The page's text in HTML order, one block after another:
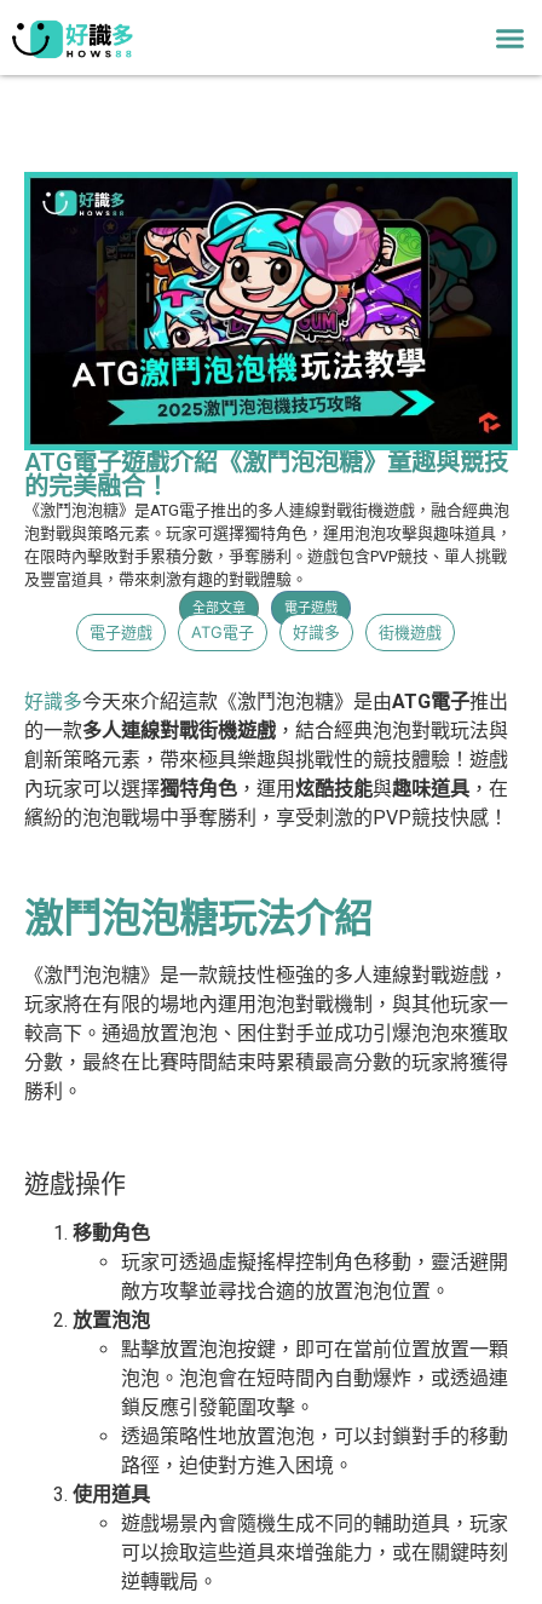
ATG電子遊戲介紹《激鬥泡泡糖》童趣與競技
的完美融合！
《激鬥泡泡糖》是ATG電子推出的多人連線對戰街機遊戲，融合經典泡
泡對戰與策略元素。玩家可選擇獨特角色，運用泡泡攻擊與趣味道具，
在限時內擊敗對手累積分數，爭奪勝利。遊戲包含PVP競技、單人挑戰
及豐富道具，帶來刺激有趣的對戰體驗。
全部文章 電子遊戲
電子遊戲 ATG電子 好識多 街機遊戲
好識多今天來介紹這款《激鬥泡泡糖》是由ATG電子推出
的一款多人連線對戰街機遊戲 ，結合經典泡泡對戰玩法與
創新策略元素，帶來極具樂趣與挑戰性的競技體驗！遊戲
內玩家可以選擇獨特角色 ，運用炫酷技能與趣味道具 ，在
繽紛的泡泡戰場中爭奪勝利，享受刺激的PVP競技快感！
激鬥泡泡糖玩法介紹
《激鬥泡泡糖》是一款競技性極強的多人連線對戰遊戲，
玩家將在有限的場地內運用泡泡對戰機制，與其他玩家一
較高下。通過放置泡泡、困住對手並成功引爆泡泡來獲取
分數，最終在比賽時間結束時累積最高分數的玩家將獲得
勝利。
遊戲操作
移動角色
玩家可透過虛擬搖桿控制角色移動，靈活避開
敵方攻擊並尋找合適的放置泡泡位置。
放置泡泡
點擊放置泡泡按鍵，即可在當前位置放置一顆
泡泡。泡泡會在短時間內自動爆炸，或透過連
鎖反應引發範圍攻擊。
透過策略性地放置泡泡，可以封鎖對手的移動
路徑，迫使對方進入困境。
使用道具
遊戲場景內會隨機生成不同的輔助道具，玩家
可以撿取這些道具來增強能力，或在關鍵時刻
逆轉戰局。